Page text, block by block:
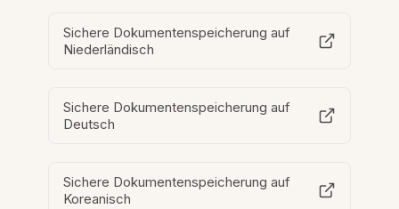
Sichere Dokumentenspeicherung auf
Niederländisch
Sichere Dokumentenspeicherung auf
Deutsch
Sichere Dokumentenspeicherung auf
Koreanisch